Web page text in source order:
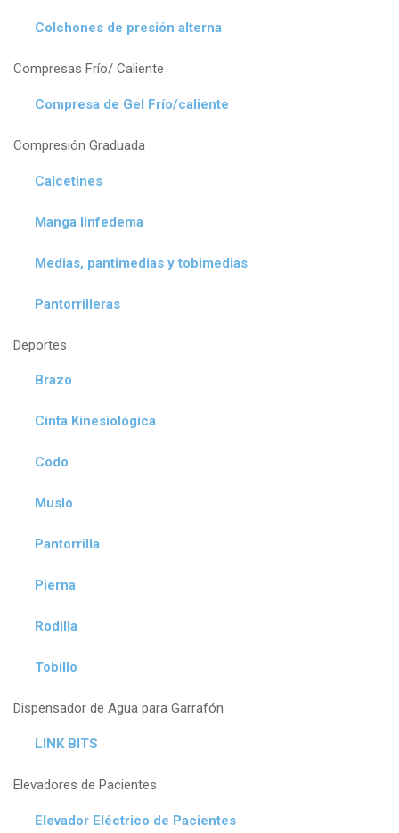
Colchones de presión alterna
Compresas Frío/ Caliente
Compresa de Gel Frío/caliente
Compresión Graduada
Calcetines
Manga linfedema
Medias, pantimedias y tobimedias
Pantorrilleras
Deportes
Brazo
Cinta Kinesiológica
Codo
Muslo
Pantorrilla
Pierna
Rodilla
Tobillo
Dispensador de Agua para Garrafón
LINK BITS
Elevadores de Pacientes
Elevador Eléctrico de Pacientes